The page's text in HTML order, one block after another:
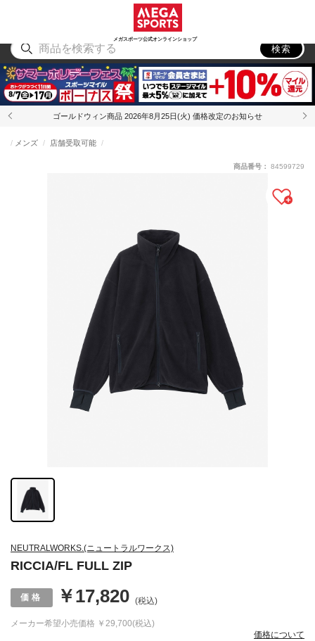
メガスポーツ公式オンラインショップ
アウトドア
検索
ゴールドウィン商品 2026年8月25日(火) 価格改定のお知らせ
NEUTRALWORKS.(ニュートラルワークス)
RICCIA/FL FULL ZIP
メンズ 店舗受取可能
メーカー希望小売価格 ￥29,700(税込)
￥17,820 (税込)
価格について
商品番号： 84599729